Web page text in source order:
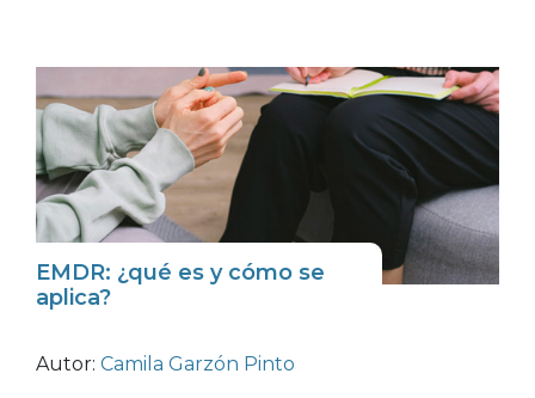
EMDR: ¿qué es y cómo se
aplica?
Autor: Camila Garzón Pinto